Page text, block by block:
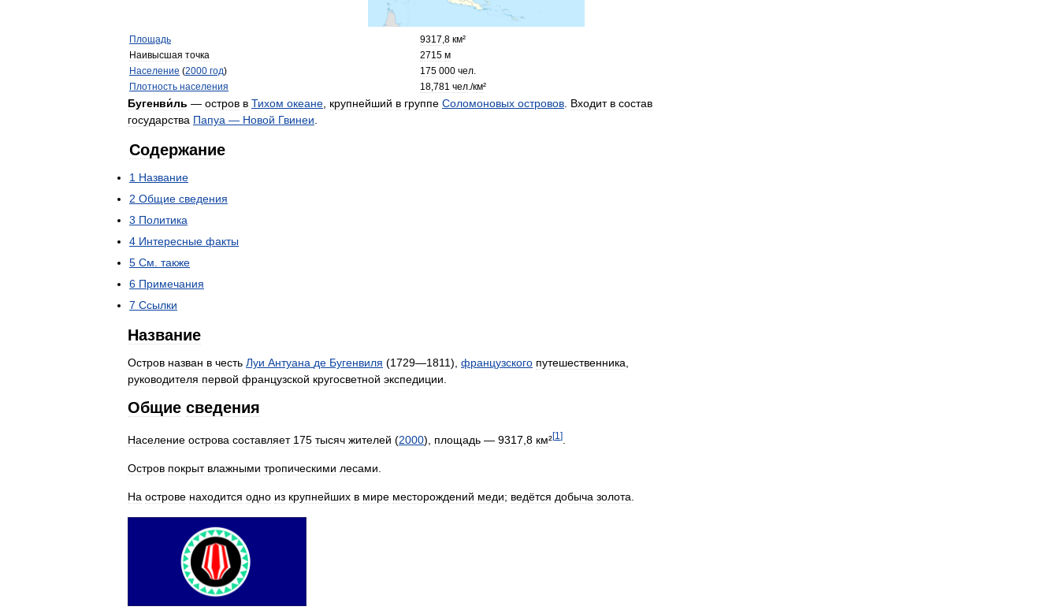
Площадь 9317,8 км²
Наивысшая точка 2715 м
Население (2000 год) 175 000 чел.
Плотность населения 18,781 чел./км²
Бугенви́ль — остров в Тихом океане крупнейший в группе Соломоновых островов Входит в состав
государства Папуа — Новой Гвинеи
Содержание
1 Название
2 Общие сведения
3 Политика
4 Интересные факты
5 См также
6 Примечания
7 Ссылки
Название
Остров назван в честь Луи Антуана де Бугенвиля (1729—1811), французского путешественника
руководителя первой французской кругосветной экспедиции
Общие сведения
Население острова составляет 175 тысяч жителей (2000), площадь — 9317 8 км²[1 ]
Остров покрыт влажными тропическими лесами
На острове находится одно из крупнейших в мире месторождений меди; ведётся добыча золота